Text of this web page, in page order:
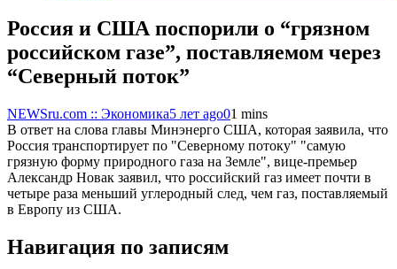
Россия и США поспорили о “грязном
российском газе”, поставляемом через
“Северный поток”
NEWSru.com :: Экономика5 лет ago01 mins
В ответ на слова главы Минэнерго США, которая заявила, что
Россия транспортирует по "Северному потоку" "самую
грязную форму природного газа на Земле", вице-премьер
Александр Новак заявил, что российский газ имеет почти в
четыре раза меньший углеродный след, чем газ, поставляемый
в Европу из США.
Навигация по записям